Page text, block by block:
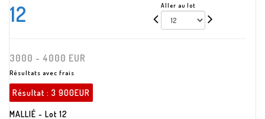
12 Aller au lot
3000 - 4000 EUR
Résultats avec frais
Résultat : 3 900EUR
MALLIÉ - Lot 12